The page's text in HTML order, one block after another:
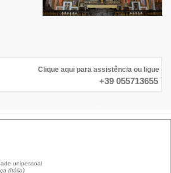
Clique aqui para assistência ou ligue
+39 055713655
unipessoal
(Itália)